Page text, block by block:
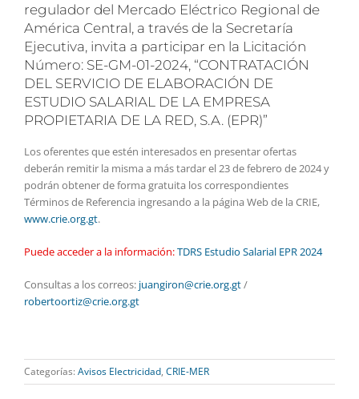
regulador del Mercado Eléctrico Regional de
América Central, a través de la Secretaría
Ejecutiva, invita a participar en la Licitación
Número: SE-GM-01-2024, “CONTRATACIÓN
DEL SERVICIO DE ELABORACIÓN DE
ESTUDIO SALARIAL DE LA EMPRESA
PROPIETARIA DE LA RED, S.A. (EPR)”
Los oferentes que estén interesados en presentar ofertas
deberán remitir la misma a más tardar el 23 de febrero de 2024 y
podrán obtener de forma gratuita los correspondientes
Términos de Referencia ingresando a la página Web de la CRIE,
www.crie.org.gt.
Puede acceder a la información:TDRS Estudio Salarial EPR 2024
Consultas a los correos: juangiron@crie.org.gt/
robertoortiz@crie.org.gt
Categorías: Avisos Electricidad, CRIE-MER